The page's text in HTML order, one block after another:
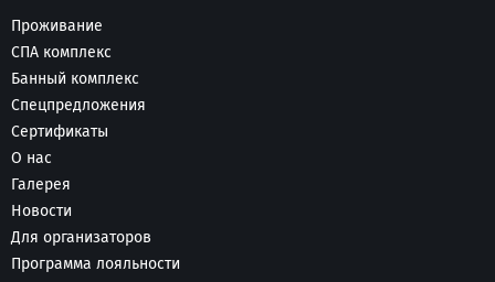
Проживание
СПА комплекс
Банный комплекс
Спецпредложения
Сертификаты
О нас
Галерея
Новости
Для организаторов
Программа лояльности